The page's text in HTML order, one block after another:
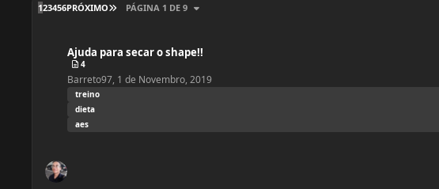
123456PRÓXIMO ÚLTIMA PÁGINA
PÁGINA 1 DE 9
Ajuda para secar o shape!!
4
Barreto97, 1 de Novembro, 2019
treino
dieta
aes